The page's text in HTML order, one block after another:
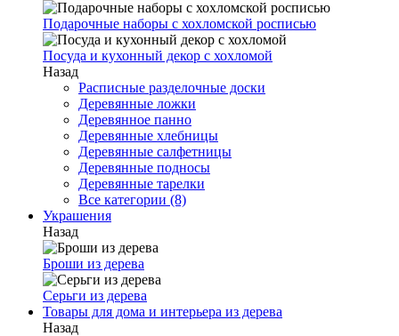
Подарочные наборы с хохломской росписью
Посуда и кухонный декор с хохломой
Назад
Расписные разделочные доски
Деревянные ложки
Деревянное панно
Деревянные хлебницы
Деревянные салфетницы
Деревянные подносы
Деревянные тарелки
Все категории (8)
Украшения
Назад
Броши из дерева
Серьги из дерева
Товары для дома и интерьера из дерева
Назад